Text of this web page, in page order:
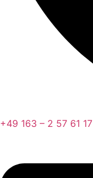
+49 163 – 2 57 61 17